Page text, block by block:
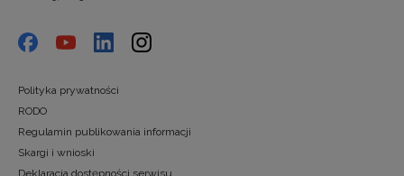
Polityka prywatności
RODO
Regulamin publikowania informacji
Skargi i wnioski
Deklaracja dostępności serwisu